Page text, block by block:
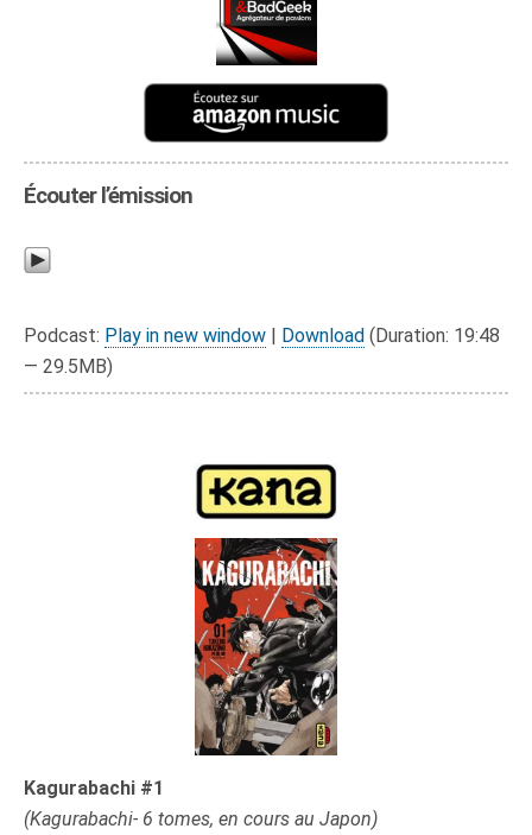
Écouter l’émission
Podcast: Play in new window Download (Duration: 19:48
— 29.5MB)
Kagurabachi #1
(Kagurabachi- 6 tomes, en cours au Japon)